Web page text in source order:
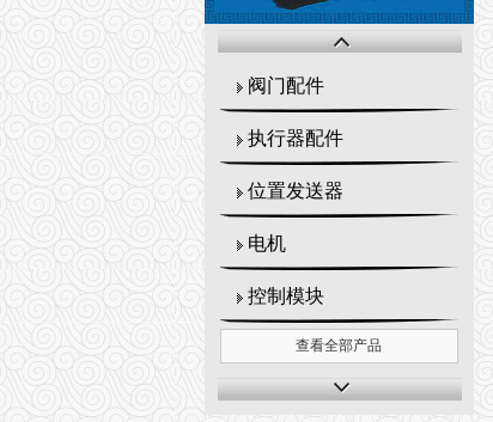
阀门配件
执行器配件
位置发送器
电机
控制模块
查看全部产品